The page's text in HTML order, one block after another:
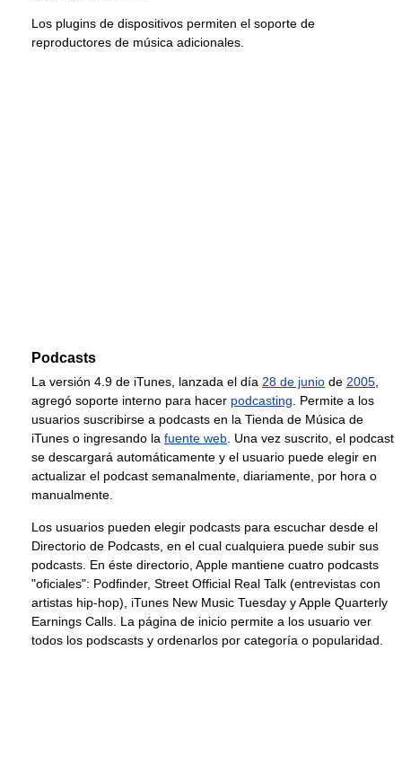
Los plugins de dispositivos permiten el soporte de
reproductores de música adicionales.
Podcasts
La versión 4.9 de iTunes, lanzada el día 28 de junio de 2005
agregó soporte interno para hacer podcasting . Permite a los
usuarios suscribirse a podcasts en la Tienda de Música de
iTunes o ingresando la fuente web . Una vez suscrito, el podcast
se descargará automáticamente y el usuario puede elegir en
actualizar el podcast semanalmente, diariamente, por hora o
manualmente.
Los usuarios pueden elegir podcasts para escuchar desde el
Directorio de Podcasts, en el cual cualquiera puede subir sus
podcasts. En éste directorio, Apple mantiene cuatro podcasts
"oficiales": Podfinder, Street Official Real Talk (entrevistas con
artistas hip-hop), iTunes New Music Tuesday y Apple Quarterly
Earnings Calls. La página de inicio permite a los usuario ver
todos los podscasts y ordenarlos por categoría o popularidad.